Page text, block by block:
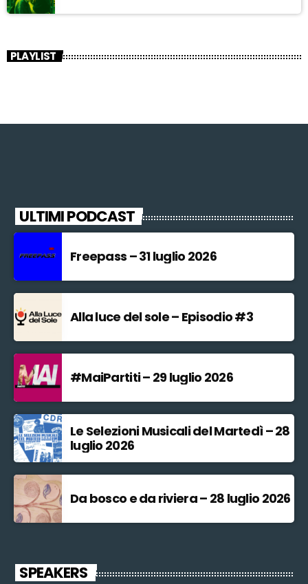
PLAYLIST
ULTIMI PODCAST
Freepass – 31 luglio 2026
Alla luce del sole – Episodio #3
#MaiPartiti – 29 luglio 2026
Le Selezioni Musicali del Martedì – 28
luglio 2026
Da bosco e da riviera – 28 luglio 2026
SPEAKERS